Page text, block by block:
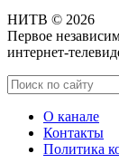
НИТВ © 2026
Первое
интернет-
О канале
Контакты
Политика